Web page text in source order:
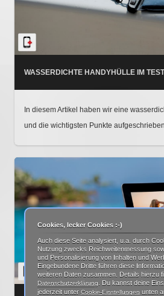
WASSERDICHTE HANDYHÜLLE IM
In diesem Artikel haben wir eine
und die wichtigsten Punkte
Cookies, lecker Cookies :-)
Auch diese Seite analysiert, u.a. durch
Nutzung zwecks Reichweitenmessung
und Personalisierung von Inhalten und
Eingebundene Dritte führen diese
weiteren Daten zusammen. Details hierzu
Datenschutzerklärung
. Du kannst deine
jederzeit unter Cookie-Einstellungen unten